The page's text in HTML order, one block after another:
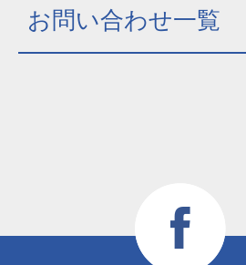
お問い合わせ一覧